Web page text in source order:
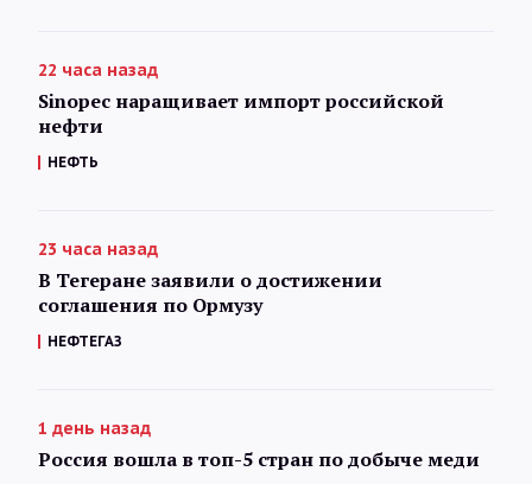
22 часа назад
Sinopec наращивает импорт российской
нефти
НЕФТЬ
23 часа назад
В Тегеране заявили о достижении
соглашения по Ормузу
НЕФТЕГАЗ
1 день назад
Россия вошла в топ-5 стран по добыче меди